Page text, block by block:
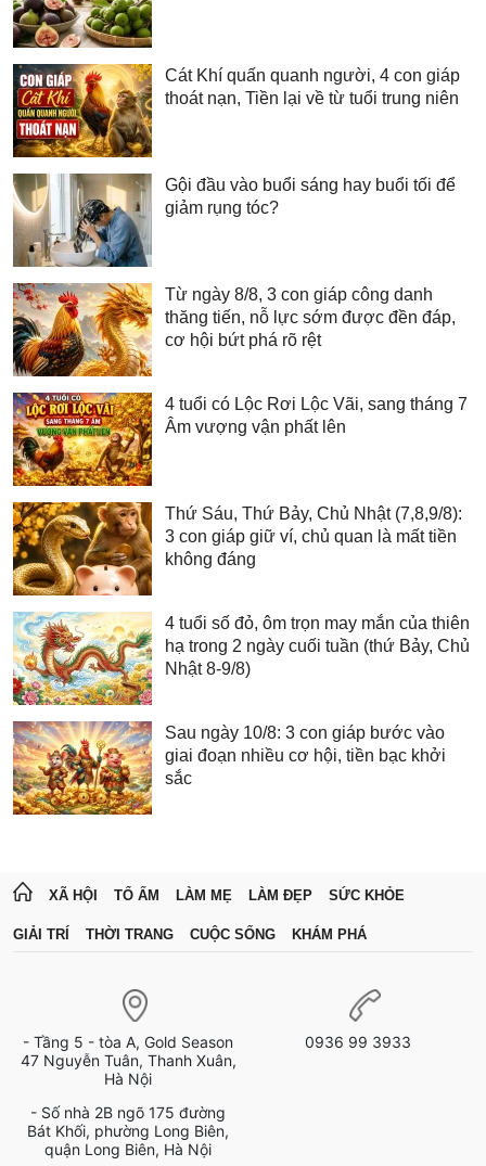
Cát Khí quấn quanh người, 4 con giáp
thoát nạn, Tiền lại về từ tuổi trung niên
Gội đầu vào buổi sáng hay buổi tối để
giảm rụng tóc?
Từ ngày 8/8, 3 con giáp công danh
thăng tiến, nỗ lực sớm được đền đáp,
cơ hội bứt phá rõ rệt
4 tuổi có Lộc Rơi Lộc Vãi, sang tháng 7
Âm vượng vận phất lên
Thứ Sáu, Thứ Bảy, Chủ Nhật (7,8,9/8):
3 con giáp giữ ví, chủ quan là mất tiền
không đáng
4 tuổi số đỏ, ôm trọn may mắn của thiên
hạ trong 2 ngày cuối tuần (thứ Bảy, Chủ
Nhật 8-9/8)
Sau ngày 10/8: 3 con giáp bước vào
giai đoạn nhiều cơ hội, tiền bạc khởi
sắc
XÃ HỘI TỔ ẤM LÀM MẸ LÀM ĐẸP SỨC KHỎE
GIẢI TRÍ THỜI TRANG CUỘC SỐNG KHÁM PHÁ
- Tầng 5 - tòa A, Gold Season
47 Nguyễn Tuân, Thanh Xuân,
Hà Nội
- Số nhà 2B ngõ 175 đường
Bát Khối, phường Long Biên,
quận Long Biên, Hà Nội
0936 99 3933